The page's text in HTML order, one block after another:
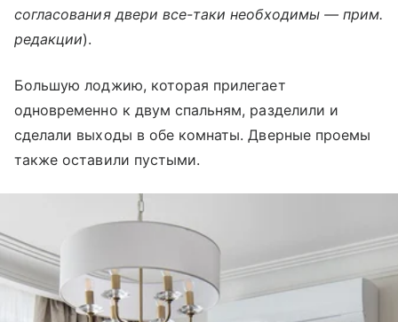
согласования двери все-таки необходимы — прим.
редакции).
Большую лоджию, которая прилегает
одновременно к двум спальням, разделили и
сделали выходы в обе комнаты. Дверные проемы
также оставили пустыми.